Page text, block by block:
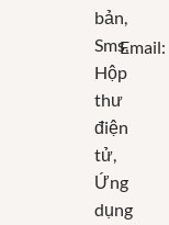
Email: